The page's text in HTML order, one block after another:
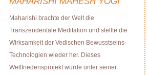
Maharishi brachte der Welt die
Transzendentale Meditation und stellte die
Wirksamkeit der Vedischen Bewusstseins-
Technologien wieder her. Dieses
Weltfriedensprojekt wurde unter seiner